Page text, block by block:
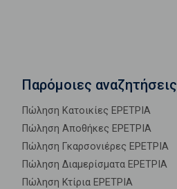
Παρόμοιες αναζητήσεις
Πώληση Κατοικίες ΕΡΕΤΡΙΑ
Πώληση Αποθήκες ΕΡΕΤΡΙΑ
Πώληση Γκαρσονιέρες ΕΡΕΤΡΙΑ
Πώληση Διαμερίσματα ΕΡΕΤΡΙΑ
Πώληση Κτίρια ΕΡΕΤΡΙΑ